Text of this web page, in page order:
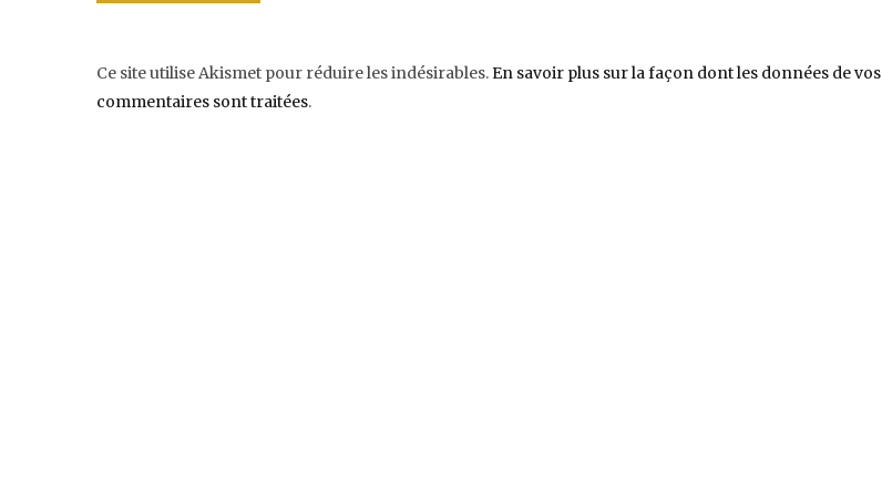
Ce site utilise Akismet pour réduire les indésirables.En savoir plus sur la façon dont les données de vos
commentaires sont traitées.